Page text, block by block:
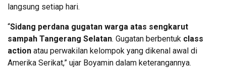
langsung setiap hari.
“Sidang perdana gugatan warga atas sengkarut
sampah Tangerang Selatan. Gugatan berbentuk class
action atau perwakilan kelompok yang dikenal awal di
Amerika Serikat,” ujar Boyamin dalam keterangannya.